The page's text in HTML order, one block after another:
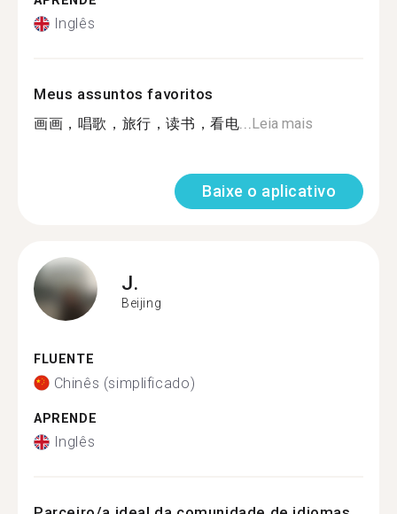
Inglês
Meus assuntos favoritos
画画，唱歌，旅行，读书，看电...Leia mais
Baixe o aplicativo
J.
Beijing
FLUENTE
Chinês (simplificado)
APRENDE
Inglês